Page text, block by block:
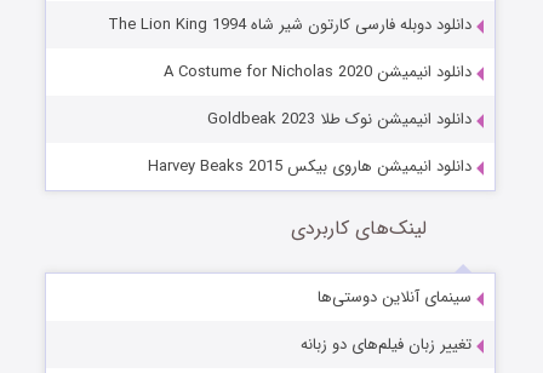
دانلود دوبله فارسی کارتون شیر شاه The Lion King 1994
دانلود انیمیشن A Costume for Nicholas 2020
دانلود انیمیشن نوک طلا Goldbeak 2023
دانلود انیمیشن هاروی بیکس Harvey Beaks 2015
لینک‌های کاربردی
سینمای آنلاین دوستی‌ها
تغییر زبان فیلم‌های دو زبانه